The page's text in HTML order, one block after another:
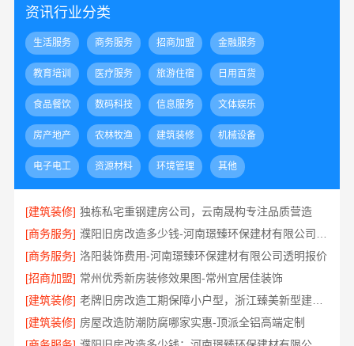
资讯行业分类
生活服务 商务服务 招商加盟 金融服务
教育培训 医疗服务 旅游住宿 日用百货
食品餐饮 数码科技 信息服务 文体娱乐
房产地产 农林牧渔 建筑装修 机械设备
电子电工 资源材料 环境管理 其他
[建筑装修] 独栋私宅重钢建房公司，云南晟构专注品质营造
[商务服务]
[商务服务] 洛阳装饰费用-河南璟臻环保建材有限公司透明报价
[招商加盟] 常州优秀新房装修效果图-常州宜居佳装饰
[建筑装修]
老牌旧房改造工期保障小户型，浙江臻美新型建材有限公司高效完成
[建筑装修] 房屋改造防潮防腐哪家实惠-顶派全铝高端定制